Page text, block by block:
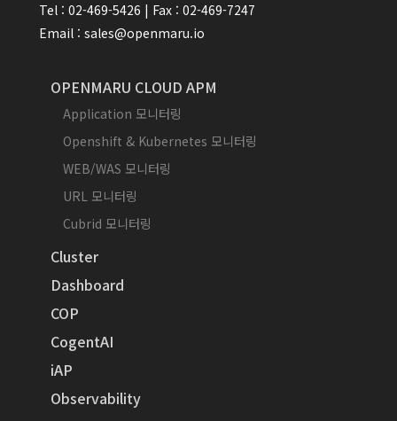
Tel : 02-469-5426 | Fax : 02-469-7247
Email : sales@openmaru.io
OPENMARU CLOUD APM
Application 모니터링
Openshift & Kubernetes 모니터링
WEB/WAS 모니터링
URL 모니터링
Cubrid 모니터링
Cluster
Dashboard
COP
CogentAI
iAP
Observability